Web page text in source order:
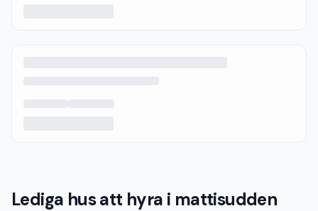
Lediga hus att hyra i mattisudden